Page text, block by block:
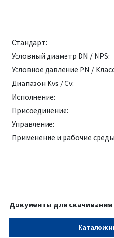
Стандарт:
Условный диаметр DN / NPS:
Условное давление PN /
Диапазон Kvs / Cv:
Исполнение:
Присоединение:
Управление:
Применение и рабочие
Документы для скачивания